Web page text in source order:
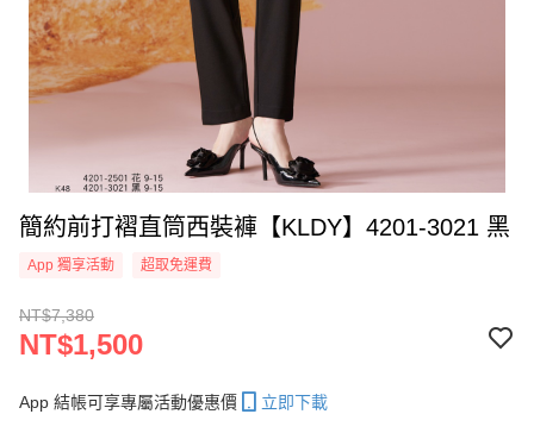
簡約前打褶直筒西裝褲【KLDY】4201-3021 黑
App 獨享活動 超取免運費
NT$7,380
NT$1,500
App 結帳可享專屬活動優惠價 立即下載